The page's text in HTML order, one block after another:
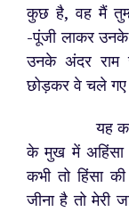
कुछ है, वह मैं
-पूंजी लाकर उनके
उनके अंदर राम
छोड़कर वे चले गए
यह कहानी
के मुख में अहिंसा
कभी तो हिंसा
जीना है तो मेरी